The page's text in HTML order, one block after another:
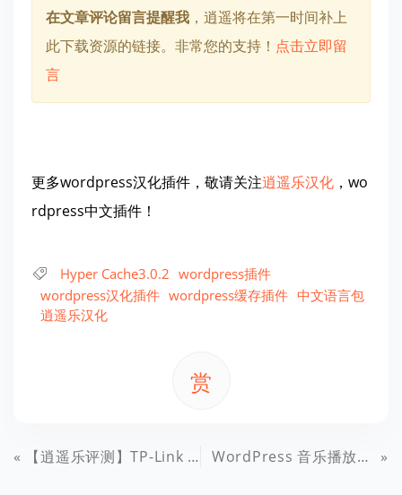
在文章评论留言提醒我 ，逍遥将在第一时间补上
此下载资源的链接。非常您的支持！ 点击立即留
言
更多wordpress汉化插件，敬请关注逍遥乐汉化 ，wo
rdpress中文插件！
Hyper Cache3.0.2 wordpress插件
wordpress汉化插件 wordpress缓存插件 中文语言包
逍遥乐汉化
赏
【逍遥乐评测】TP-Link TL-WR800N迷你路由器评测——畅想wifi生活 WordPress 音乐播放器插件 WP-Player （支持虾米和MP3）免费下载